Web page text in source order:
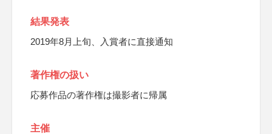
結果発表
2019年8月上旬、入賞者に直接通知
著作権の扱い
応募作品の著作権は撮影者に帰属
主催